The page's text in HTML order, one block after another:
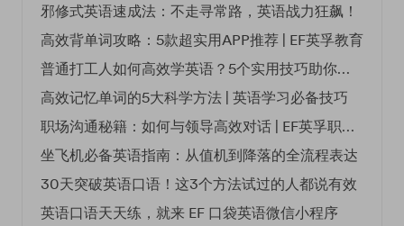
邪修式英语速成法：不走寻常路，英语战力狂飙！
高效背单词攻略：5款超实用APP推荐 | EF英孚教育
普通打工人如何高效学英语？5个实用技巧助你突破职场瓶颈
高效记忆单词的5大科学方法 | 英语学习必备技巧
职场沟通秘籍：如何与领导高效对话 | EF英孚职场指南
坐飞机必备英语指南：从值机到降落的全流程表达
30天突破英语口语！这3个方法试过的人都说有效
英语口语天天练，就来 EF 口袋英语微信小程序